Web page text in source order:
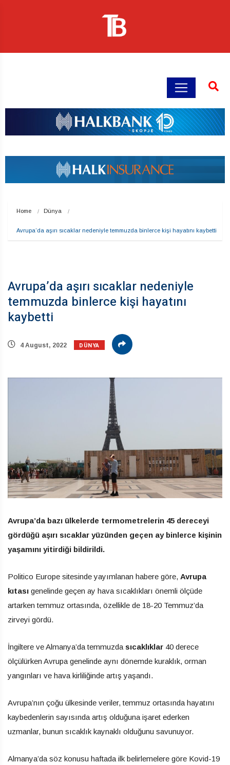
Home Dünya
Avrupa’da aşırı sıcaklar nedeniyle temmuzda binlerce kişi hayatını kaybetti
Avrupa’da aşırı sıcaklar nedeniyle
temmuzda binlerce kişi hayatını
kaybetti
4 August, 2022 DÜNYA
Avrupa’da bazı ülkelerde termometrelerin 45 dereceyi
gördüğü aşırı sıcaklar yüzünden geçen ay binlerce kişinin
yaşamını yitirdiği bildirildi.
Politico Europe sitesinde yayımlanan habere göre, Avrupa
kıtası genelinde geçen ay hava sıcaklıkları önemli ölçüde
artarken temmuz ortasında, özellikle de 18-20 Temmuz’da
zirveyi gördü.
İngiltere ve Almanya’da temmuzda sıcaklıklar 40 derece
ölçülürken Avrupa genelinde aynı dönemde kuraklık, orman
yangınları ve hava kirliliğinde artış yaşandı.
Avrupa’nın çoğu ülkesinde veriler, temmuz ortasında hayatını
kaybedenlerin sayısında artış olduğuna işaret ederken
uzmanlar, bunun sıcaklık kaynaklı olduğunu savunuyor.
Almanya’da söz konusu haftada ilk belirlemelere göre Kovid-19